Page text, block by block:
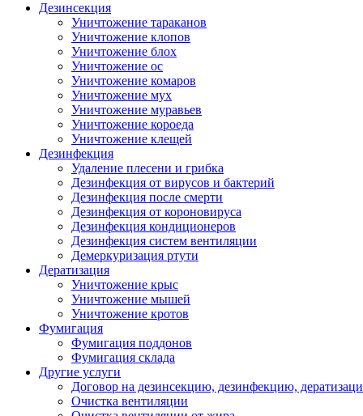
Дезинсекция
Уничтожение тараканов
Уничтожение клопов
Уничтожение блох
Уничтожение ос
Уничтожение комаров
Уничтожение мух
Уничтожение муравьев
Уничтожение короеда
Уничтожение клещей
Дезинфекция
Удаление плесени и грибка
Дезинфекция от вирусов и бактерий
Дезинфекция после смерти
Дезинфекция от короновируса
Дезинфекция кондиционеров
Дезинфекция систем вентиляции
Демеркуризация ртути
Дератизация
Уничтожение крыс
Уничтожение мышей
Уничтожение кротов
Фумигация
Фумигация поддонов
Фумигация склада
Другие услуги
Договор на дезинсекцию, дезинфекцию,
Очистка вентиляции